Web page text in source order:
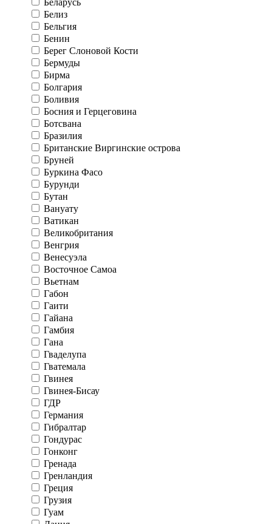
Белиз
Бельгия
Бенин
Берег Слоновой Кости
Бермуды
Бирма
Болгария
Боливия
Босния и Герцеговина
Ботсвана
Бразилия
Британские Виргинские острова
Бруней
Буркина Фасо
Бурунди
Бутан
Вануату
Ватикан
Великобритания
Венгрия
Венесуэла
Восточное Самоа
Вьетнам
Габон
Гаити
Гайана
Гамбия
Гана
Гваделупа
Гватемала
Гвинея
Гвинея-Бисау
ГДР
Германия
Гибралтар
Гондурас
Гонконг
Гренада
Гренландия
Греция
Грузия
Гуам